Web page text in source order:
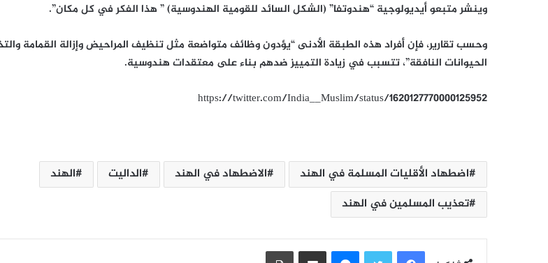
وينشر متبعو أيديولوجية “هندوتفا” (الشكل السائد للقومية الهندوسية) ” هذا الفكر في كل مكان”.
وحسب تقارير، فإن أفراد هذه الطبقة الأدنى “يؤدون وظائف متواضعة مثل تنظيف المراحيض وإزالة القمامة
الحيوانات النافقة”، تتسبب في زيادة التمييز ضدهم بناء على معتقدات هندوسية.
https://twitter.com/India__Muslim/status/1620127770000125952
اضطهاد الأقليات المسلمة في الهند الاضطهاد في الهند الداليت
الهند
تعذيب المسلمين في الهند
فيسبوكتويتر ماسنجر مشاركة عبر البريد طباعة
الفارس لا يهزم الرجال ،، بل يهزم
والانتقال السياسي